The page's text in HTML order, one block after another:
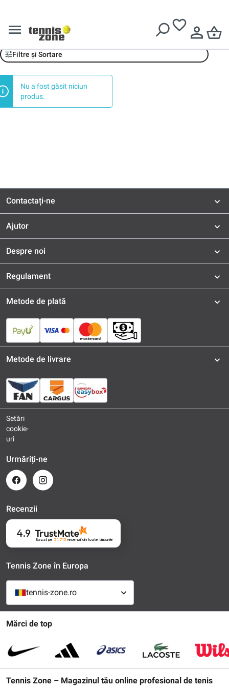
Head
Filtre și Sortare
Nu a fost găsit niciun
produs.
Contactați-ne
Ajutor
Despre noi
Regulament
Mărci de top
Tennis Zone – Magazinul tău online profesional de tenis
Metode de plată
Metode de livrare
Setări
cookie-
uri
Urmăriți-ne
Recenzii
4.9
Bazat pe 54 715recenziidin toate timpurile
Tennis Zone în Europa
tennis-zone.ro